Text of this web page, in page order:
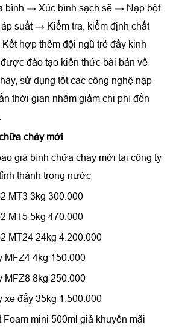
bình → Xúc bình sạch sẽ → Nạp bột
suất → Kiểm tra, kiểm định chất
hợp thêm đội ngũ trẻ đầy kinh
đào tạo kiến thức bài bản về
sử dụng tốt các công nghệ nạp
thời gian nhằm giảm chi phí đến
cháy mới
giá bình chữa cháy mới tại công ty
thành trong nước
MT3 3kg 300.000
MT5 5kg 470.000
MT24 24kg 4.200.000
MFZ4 4kg 150.000
MFZ8 8kg 250.000
xe đẩy 35kg 1.500.000
Foam mini 500ml giá khuyến mãi